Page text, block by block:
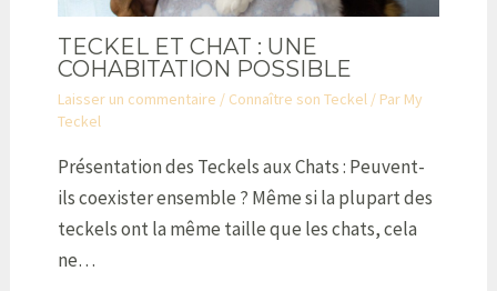
TECKEL ET CHAT : UNE
COHABITATION POSSIBLE
Laisser un commentaire / Connaître son Teckel/ Par My
Teckel
Présentation des Teckels aux Chats : Peuvent-
ils coexister ensemble ? Même si la plupart des
teckels ont la même taille que les chats, cela
ne…